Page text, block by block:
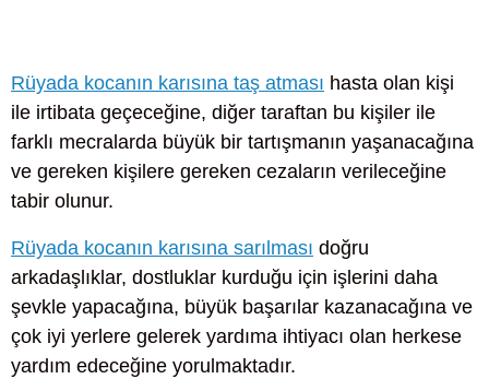
Rüyada kocanın karısına taş atması hasta olan kişi
ile irtibata geçeceğine, diğer taraftan bu kişiler ile
farklı mecralarda büyük bir tartışmanın yaşanacağına
ve gereken kişilere gereken cezaların verileceğine
tabir olunur.
Rüyada kocanın karısına sarılması doğru
arkadaşlıklar, dostluklar kurduğu için işlerini daha
şevkle yapacağına, büyük başarılar kazanacağına ve
çok iyi yerlere gelerek yardıma ihtiyacı olan herkese
yardım edeceğine yorulmaktadır.